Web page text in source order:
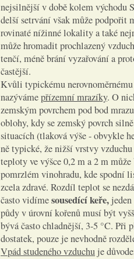
nejsilnější v době kolem východu
delší setrvání však může podpořit
rovinaté nížinné lokality a také
může hromadit prochlazený
tenčí, méně brání vyzařování a
častější.
Kvůli typickému
nazývámepřízemní mrazíky. O
zemským povrchem pod bod
oblohy, kdy se zemský povrch
situacích (tlaková výše - obvykle
ně typické, že nižší vrstvy
teploty ve výšce 0,2 m a 2 m
pomrzlém vinohradu, kde spodní
zcela zdravé. Rozdíl teplot se
často vidímesousedící keře,
půdy v úrovní kořenů musí být
bývá často chladnější, 3-5 °C.
dostatek, pouze je nevhodně
Vpád studeného vzduchu je